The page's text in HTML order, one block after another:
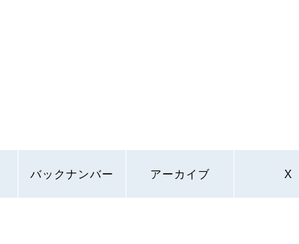
バックナンバー アーカイブ X